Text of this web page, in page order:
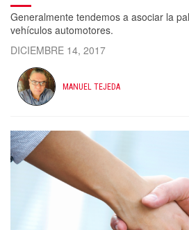
Generalmente tendemos a asociar la
vehículos automotores.
DICIEMBRE 14, 2017
MANUEL TEJEDA